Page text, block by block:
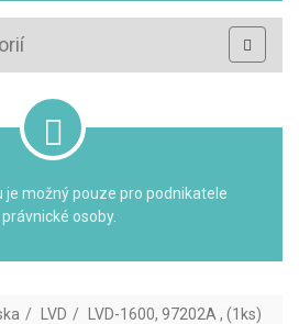
je možný pouze pro podnikatele
osoby.
LVD LVD-1600, 97202A , (1ks)